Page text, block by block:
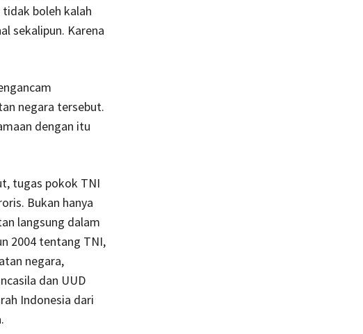
boleh kalah
sekalipun. Karena
negara tersebut.
dengan itu
tugas pokok TNI
Bukan hanya
langsung dalam
2004 tentang TNI,
negara,
dan UUD
Indonesia dari